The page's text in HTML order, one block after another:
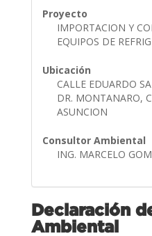
Proyecto
IMPORTACION Y
EQUIPOS DE
Ubicación
CALLE EDUARDO
DR. MONTANARO,
ASUNCION
Consultor Ambiental
ING. MARCELO
Declaración
Ambiental